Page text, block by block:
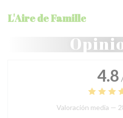
L'Aire de Famille
4.8
Valoración media —